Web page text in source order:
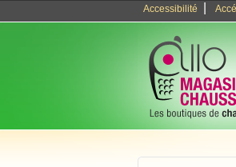
Accessibilité